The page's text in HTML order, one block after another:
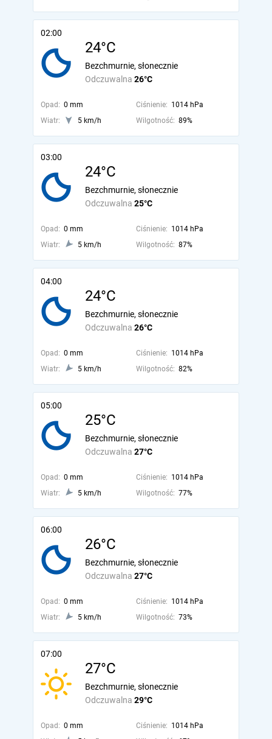
02:00
24°C
Odczuwalna 26°C
Bezchmurnie, słonecznie
Opad: 0 mm Ciśnienie: 1014 hPa
Wiatr:
5 km/h Wilgotność: 89%
03:00
24°C
Odczuwalna 25°C
Bezchmurnie, słonecznie
Opad: 0 mm Ciśnienie: 1014 hPa
Wiatr:
5 km/h Wilgotność: 87%
04:00
24°C
Odczuwalna 26°C
Bezchmurnie, słonecznie
Opad: 0 mm Ciśnienie: 1014 hPa
Wiatr:
5 km/h Wilgotność: 82%
05:00
25°C
Odczuwalna 27°C
Bezchmurnie, słonecznie
Opad: 0 mm Ciśnienie: 1014 hPa
Wiatr:
5 km/h Wilgotność: 77%
06:00
26°C
Odczuwalna 27°C
Bezchmurnie, słonecznie
Opad: 0 mm Ciśnienie: 1014 hPa
Wiatr:
5 km/h Wilgotność: 73%
07:00
27°C
Odczuwalna 29°C
Bezchmurnie, słonecznie
Opad: 0 mm Ciśnienie: 1014 hPa